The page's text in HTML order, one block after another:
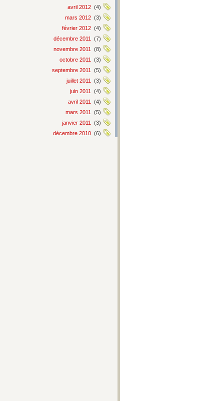
avril 2012 (4)
mars 2012 (3)
février 2012 (4)
décembre 2011
(7)
novembre 2011
(8)
octobre 2011
(3)
septembre 2011
(5)
juillet 2011
(3)
juin 2011
(4)
avril 2011
(4)
mars 2011
(5)
janvier 2011
(3)
décembre 2010 (6)